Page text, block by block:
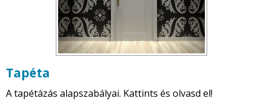
Tapéta
A tapétázás alapszabályai. Kattints és olvasd el!